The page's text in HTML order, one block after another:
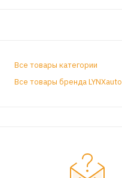
Все товары категории
Все товары бренда LYNXauto